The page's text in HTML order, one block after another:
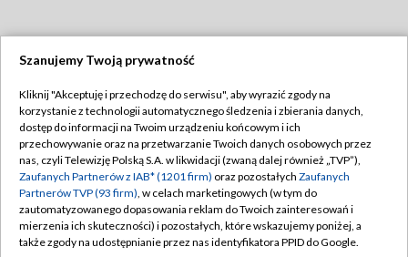
TVP
Abonament TVP
Emisja w TVP
Centrum informacji TVP
Naziemna Telewizja Cyfrowa
Regulamin TVP
Polityka prywatności
Moje zgody
Pomoc
Szanujemy Twoją prywatność
Kliknij "Akceptuję i przechodzę do serwisu", aby wyrazić zgody na
korzystanie z technologii automatycznego śledzenia i zbierania danych,
dostęp do informacji na Twoim urządzeniu końcowym i ich
przechowywanie oraz na przetwarzanie Twoich danych osobowych przez
nas, czyli Telewizję Polską S.A. w likwidacji (zwaną dalej również „TVP”),
Zaufanych Partnerów z IAB* (1201 firm) oraz pozostałych Zaufanych
Partnerów TVP (93 firm), w celach marketingowych (w tym do
zautomatyzowanego dopasowania reklam do Twoich zainteresowań i
mierzenia ich skuteczności) i pozostałych, które wskazujemy poniżej, a
także zgody na udostępnianie przez nas identyfikatora PPID do Google.